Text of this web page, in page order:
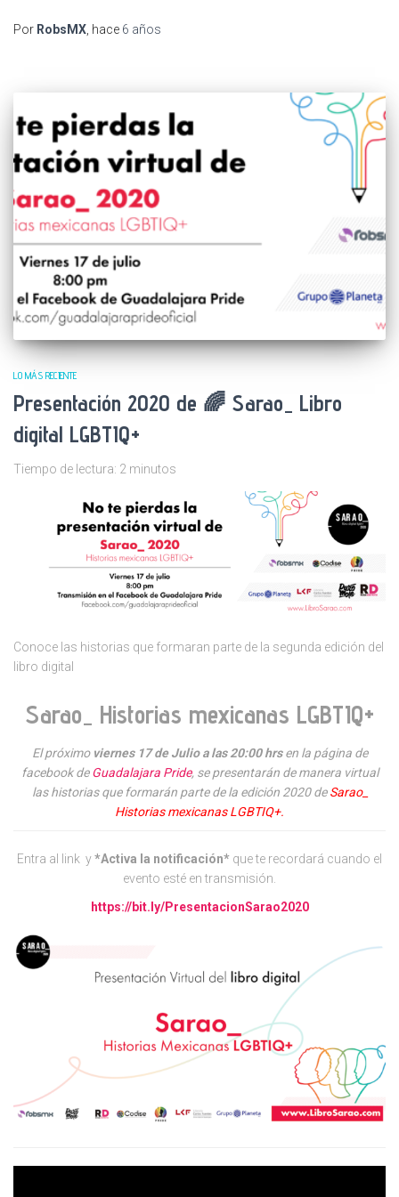
Por RobsMX , hace 6 años
LO MÁS RECIENTE
Presentación 2020 de 🌈 Sarao_ Libro
digital LGBTIQ+
Tiempo de lectura: 2 minutos
Conoce las historias que formaran parte de la segunda edición del
libro digital
Sarao_ Historias mexicanas LGBTIQ+
El próximo viernes 17 de Julio a las 20:00 hrsen la página de
facebook deGuadalajara Pride, se presentarán de manera virtual
las historias que formarán parte de la edición 2020 deSarao_
Historias mexicanas LGBTIQ+.
Entra al link y*Activa la notificación* que te recordará cuando el
evento esté en transmisión.
https://bit.ly/PresentacionSarao2020